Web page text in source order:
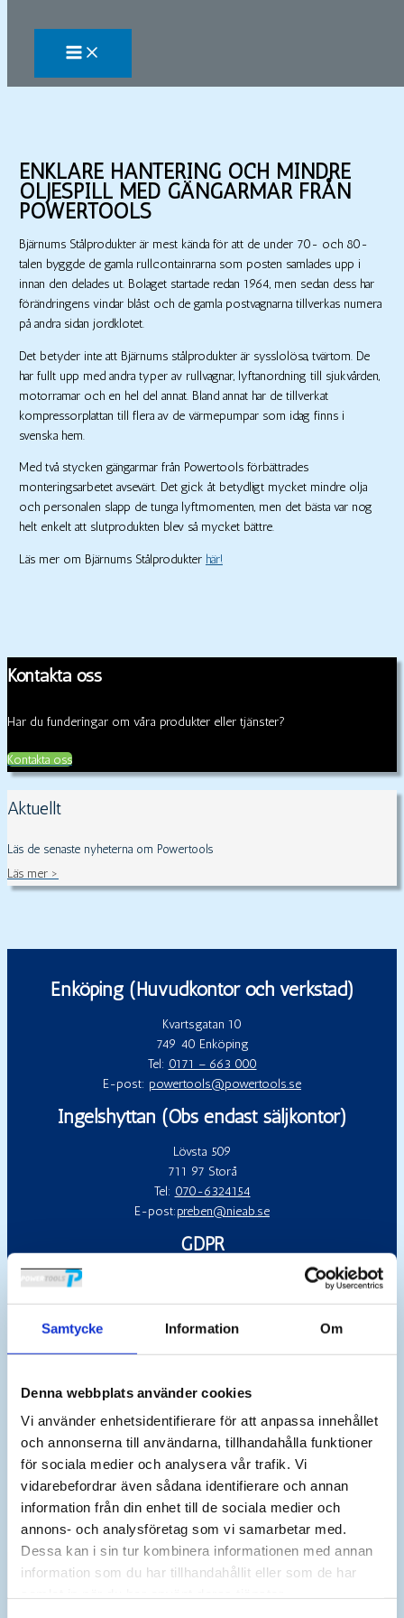
Samtycke Information Om
Denna webbplats använder cookies
Vi använder enhetsidentifierare för att anpassa innehållet
och annonserna till användarna, tillhandahålla funktioner
för sociala medier och analysera vår trafik. Vi
vidarebefordrar även sådana identifierare och annan
information från din enhet till de sociala medier och
annons- och analysföretag som vi samarbetar med.
Dessa kan i sin tur kombinera informationen med annan
information som du har tillhandahållit eller som de har
Kontakta oss
Har du funderingar om våra produkter eller tjänster?
Kontakta oss
Aktuellt
Läs de senaste nyheterna om Powertools
Läs mer >
ENKLARE HANTERING OCH MINDRE
OLJESPILL MED GÄNGARMAR FRÅN
POWERTOOLS
Bjärnums Stålprodukter är mest kända för att de under 70- och 80-
talen byggde de gamla rullcontainrarna som posten samlades upp i
innan den delades ut. Bolaget startade redan 1964, men sedan dess har
förändringens vindar blåst och de gamla postvagnarna tillverkas numera
på andra sidan jordklotet.
Det betyder inte att Bjärnums stålprodukter är sysslolösa, tvärtom. De
har fullt upp med andra typer av rullvagnar, lyftanordning till sjukvården,
motorramar och en hel del annat. Bland annat har de tillverkat
kompressorplattan till flera av de värmepumpar som idag finns i
svenska hem.
Med två stycken gängarmar från Powertools förbättrades
monteringsarbetet avsevärt. Det gick åt betydligt mycket mindre olja
och personalen slapp de tunga lyftmomenten, men det bästa var nog
helt enkelt att slutprodukten blev så mycket bättre.
Läs mer om Bjärnums Stålprodukter här!
Enköping (Huvudkontor och verkstad)
Kvartsgatan 10
749 40 Enköping
Tel: 0171 – 663 000
E-post: powertools@powertools.se
Ingelshyttan (Obs endast säljkontor)
Lövsta 509
711 97 Storå
Tel: 070-6324154
E-post:preben@nieab.se
GDPR
Powertools har uppdaterat sin dataskyddspolicy, se
Powertools_dataskyddspolicy
Powertools_cookieavtal
Nyhetsbrev
E-
post